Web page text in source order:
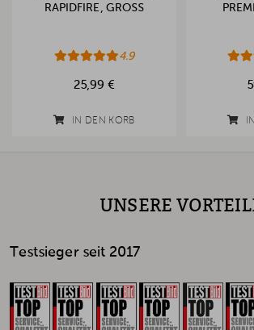
RAPIDFIRE, GROSS
4.9
25,99 €
IN DEN KORB
UNSERE
Testsieger seit 2017